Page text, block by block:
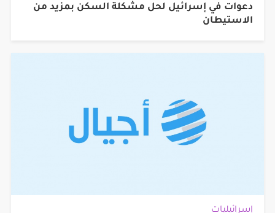
دعوات في إسرائيل لحل مشكلة السكن بمزيد من
الاستيطان
إسرائيليات